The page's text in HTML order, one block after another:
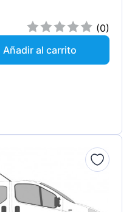
(0)
Añadir al carrito